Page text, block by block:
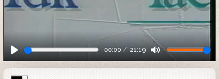
00:00 21:19